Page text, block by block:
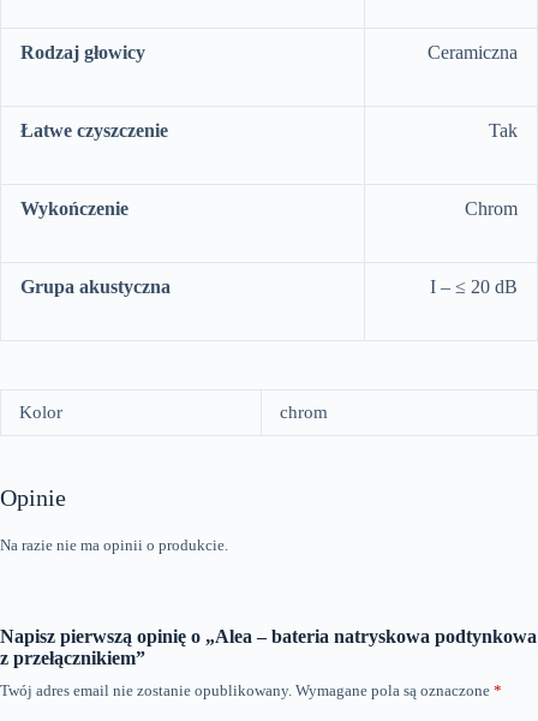
Rodzaj głowicy Ceramiczna
Łatwe czyszczenie Tak
Wykończenie Chrom
Grupa akustyczna I – ≤ 20 dB
Kolor chrom
Opinie
Na razie nie ma opinii o produkcie.
Napisz pierwszą opinię o „Alea – bateria natryskowa podtynkowa
z przełącznikiem”
Twój adres email nie zostanie opublikowany. Wymagane pola są oznaczone *